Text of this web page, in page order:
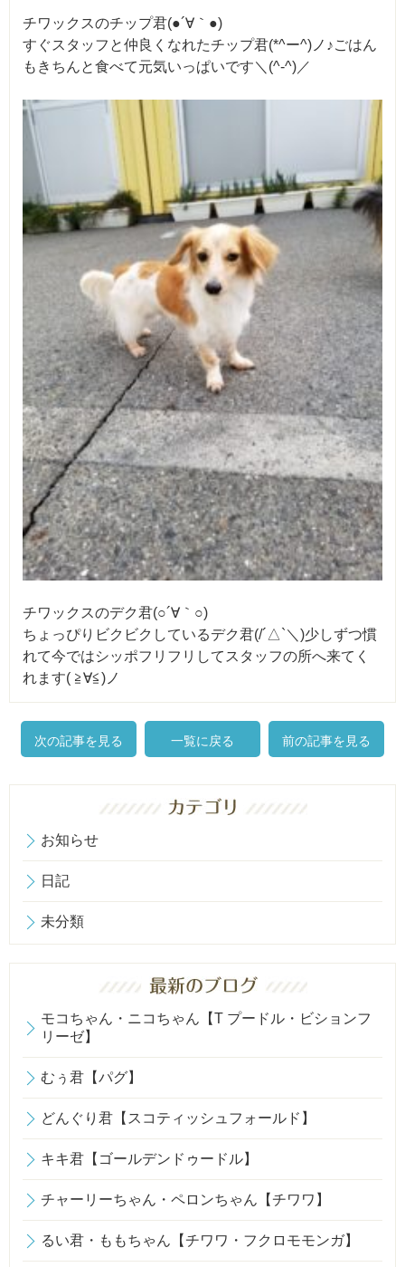
チワックスのチップ君(●´∀｀●)
すぐスタッフと仲良くなれたチップ君(*^ー^)ノ♪ごはん
もきちんと食べて元気いっぱいです＼(^-^)／
チワックスのデク君(○´∀｀○)
ちょっぴりビクビクしているデク君(/´△`＼)少しずつ慣
れて今ではシッポフリフリしてスタッフの所へ来てく
れます( ≧∀≦)ノ
次の記事を見る 一覧に戻る 前の記事を見る
お知らせ
日記
未分類
モコちゃん・ニコちゃん【T プードル・ビションフ
リーゼ】
むぅ君【パグ】
どんぐり君【スコティッシュフォールド】
キキ君【ゴールデンドゥードル】
チャーリーちゃん・ペロンちゃん【チワワ】
るい君・ももちゃん【チワワ・フクロモモンガ】